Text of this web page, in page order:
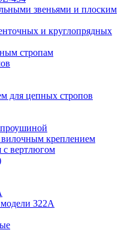
звеньями и плоским
и круглопрядных
стропам
для цепных стропов
креплением
вертлюгом
322А